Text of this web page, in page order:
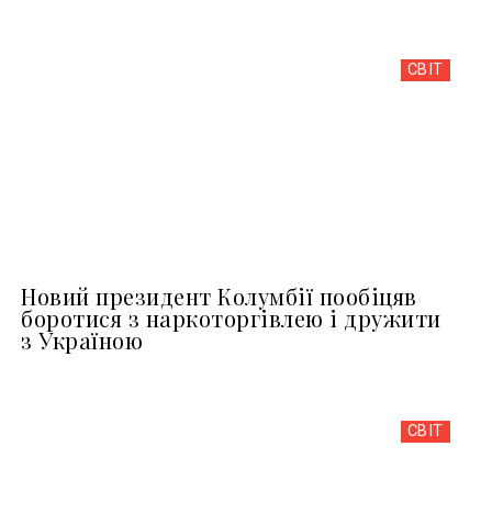
СВІТ
Новий президент Колумбії пообіцяв
боротися з наркоторгівлею і дружити
з Україною
СВІТ